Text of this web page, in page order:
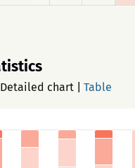
Detailed chart Table